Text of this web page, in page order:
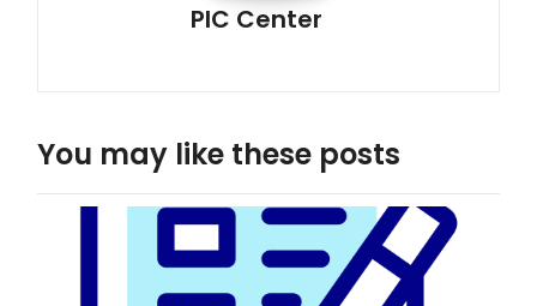
PIC Center
You may like these posts